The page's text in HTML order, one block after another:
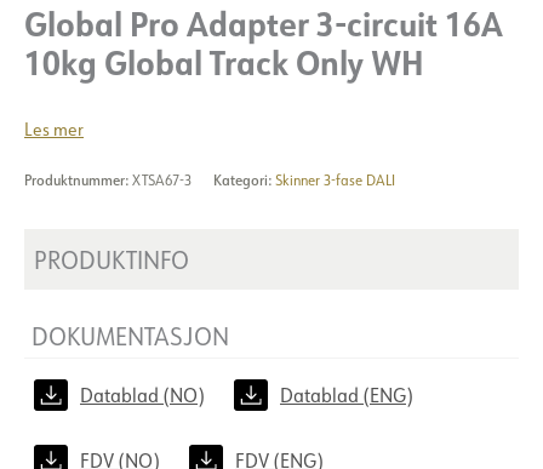
Global Pro Adapter 3-circuit 16A
10kg Global Track Only WH
Les mer
Produktnummer: XTSA67-3 Kategori: Skinner 3-fase DALI
PRODUKTINFO
DOKUMENTASJON
Datablad (NO) Datablad (ENG)
FDV (NO) FDV (ENG)